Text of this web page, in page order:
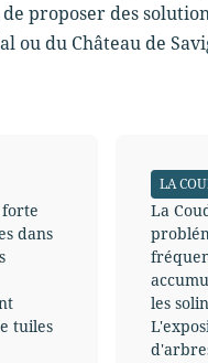
proposer des
ou du Château de
dans
tuiles
LA
La
les